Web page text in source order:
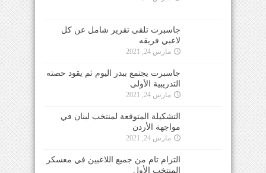
جاسبرت تلقى تقرير شامل عن كل
لاعبي فريقه
مارس 24, 2021
جاسبرت يجتمع ببدر اليوم ثم يقود حصته
التدريبية الأولى
مارس 24, 2021
التشكيلة المتوقعة لمنتخب لبنان في
مواجهة الأردن
مارس 24, 2021
التزام تام من جميع اللاعبين في معسكر
المنتخب الأول